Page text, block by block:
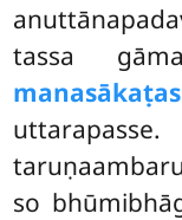
tassa
so